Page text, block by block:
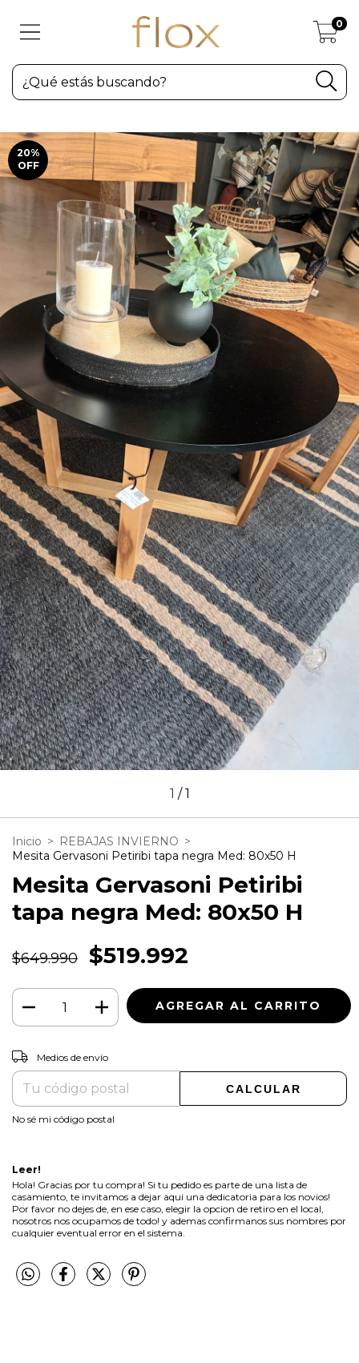
0
20%
OFF
1 /1
Inicio > REBAJAS INVIERNO >
Mesita Gervasoni Petiribi tapa negra Med: 80x50 H
Mesita Gervasoni Petiribi
tapa negra Med: 80x50 H
$649.990 $519.992
Entregas para el CP:
Medios de envío
CALCULAR
No sé mi código postal
Leer!
Hola! Gracias por tu compra! Si tu pedido es parte de una lista de
casamiento, te invitamos a dejar aqui una dedicatoria para los novios!
Por favor no dejes de, en ese caso, elegir la opcion de retiro en el local,
nosotros nos ocupamos de todo! y ademas confirmanos sus nombres por
cualquier eventual error en el sistema.